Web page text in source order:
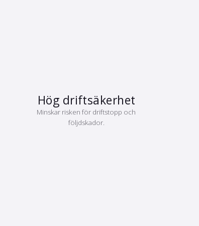
Hög driftsäkerhet
Minskar risken för driftstopp och
följdskador.